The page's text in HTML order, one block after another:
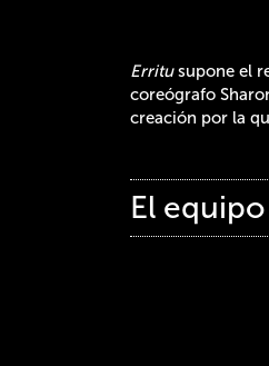
Erritusupone el
coreógrafo
creación por la
El equipo